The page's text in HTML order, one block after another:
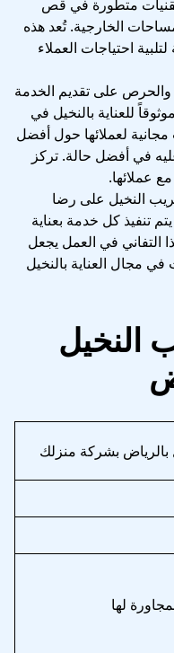
متطورة في قص
الخارجية. تُعد هذه
احتياجات العملاء
والحرص على تقديم الخدمة
للعناية بالنخيل في
لعملائها حول أفضل
في أفضل حالة. تركز
عملائها.
النخيل على رضا
تنفيذ كل خدمة بعناية
التفاني في العمل يجعل
مجال العناية بالنخيل
النخيل
بشركة منزلك
لها